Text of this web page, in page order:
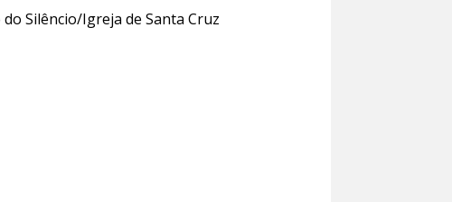
Silêncio/Igreja de Santa Cruz